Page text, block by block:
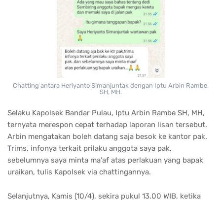
Chatting antara Heriyanto Simanjuntak dengan Iptu Arbin Rambe,
SH, MH.
Selaku Kapolsek Bandar Pulau, Iptu Arbin Rambe SH, MH,
ternyata merespon cepat terhadap laporan lisan tersebut.
Arbin mengatakan boleh datang saja besok ke kantor pak.
Trims, infonya terkait prilaku anggota saya pak,
sebelumnya saya minta ma'af atas perlakuan yang bapak
uraikan, tulis Kapolsek via chattingannya.
Selanjutnya, Kamis (10/4), sekira pukul 13.00 WIB, ketika